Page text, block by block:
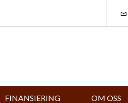
FINANSIERING OM OSS